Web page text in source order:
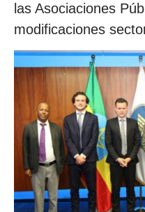
las Asociaciones
modificaciones